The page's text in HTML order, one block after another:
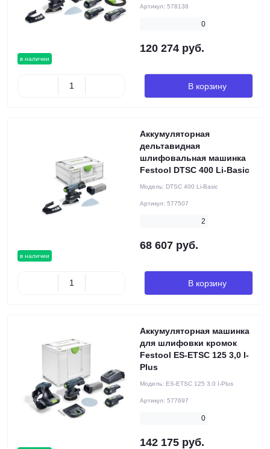
в наличии
Артикул: 578138
0
120 274 руб.
В корзину
в наличии
Аккумуляторная
дельтавидная
шлифовальная машинка
Festool DTSC 400 Li-Basic
Модель: DTSC 400 Li-Basic
Артикул: 577507
2
68 607 руб.
В корзину
Аккумуляторная машинка
для шлифовки кромок
Festool ES-ETSC 125 3,0 I-
Plus
Модель: ES-ETSC 125 3.0 I-Plus
Артикул: 577697
0
142 175 руб.